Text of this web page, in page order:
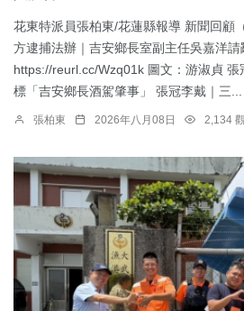
花東特派員張柏東/花蓮縣報導 新聞回顧
方逮捕法辦｜吉安鄉長室副主任吳嘉洋請
https://reurl.cc/Wzq01k 圖文：游淑貞
標「吉安鄉長酒駕肇事」 張冠李戴｜三...
張柏東 2026年八月08日 2,134